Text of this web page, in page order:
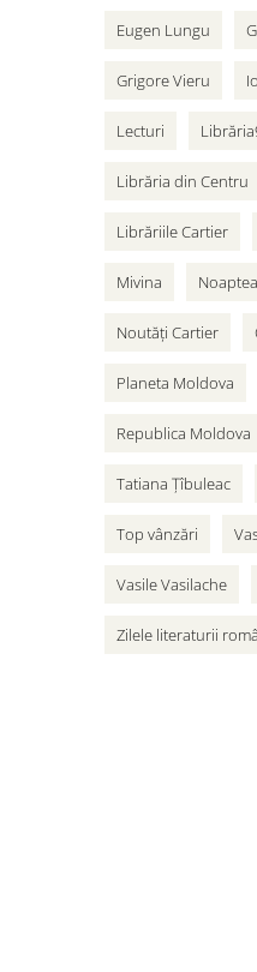
Eugen Lungu
Grigore Vieru
Lecturi
Librăria din Centru
Librăriile Cartier
Mivina
Noutăți Cartier
Planeta Moldova
Republica Moldova
Tatiana Țîbuleac
Top vânzări
Vasile Vasilache
Zilele literaturii